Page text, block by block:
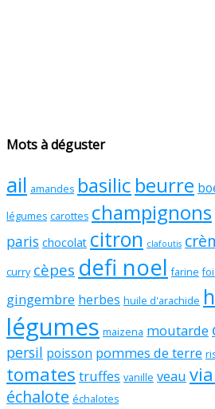
Mots à déguster
ail amandes basilic beurre
légumes carottes champignons
paris chocolat citron clafoutis
curry cèpes defi noel farine
gingembre herbes huile d'arachide
légumes maizena moutarde
persil poisson pommes de terre
tomates truffes vanille veau
échalote échalotes